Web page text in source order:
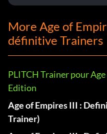
More Age of
définitive Trainers
PLITCH Trainer pour
Edition
Age of Empires III :
Trainer)